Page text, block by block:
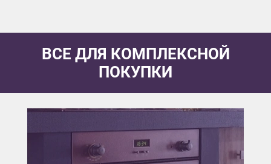
ВСЕ ДЛЯ КОМПЛЕКСНОЙ
ПОКУПКИ